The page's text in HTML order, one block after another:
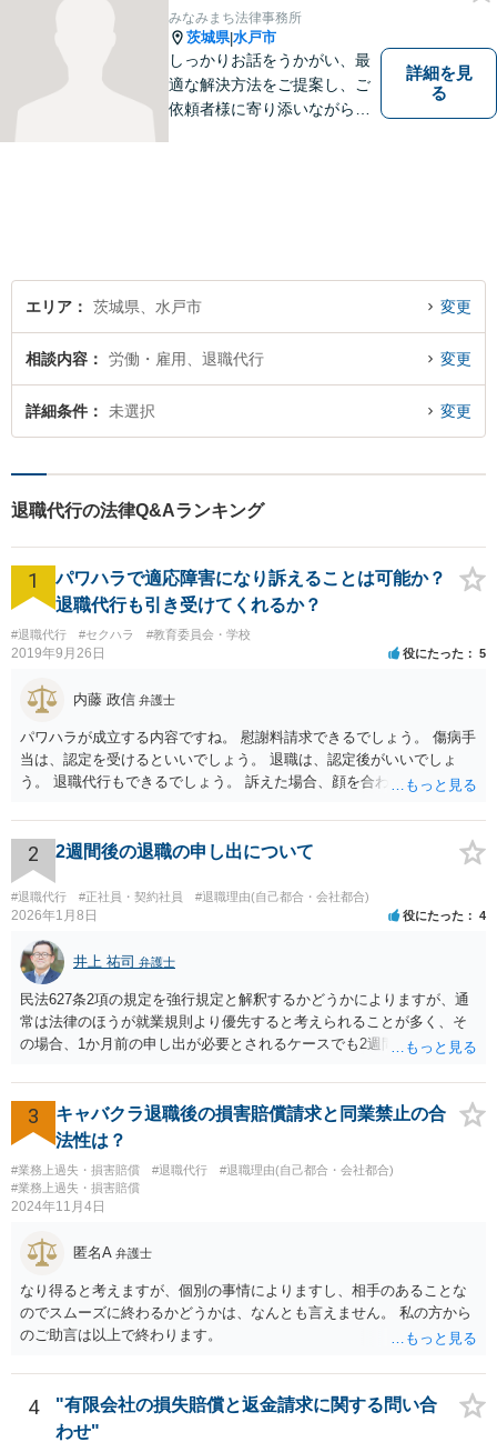
す。お気軽にご相談くださ
い。【メール24時間受付中】
みなみまち法律事務所
茨城県|水戸市
しっかりお話をうかがい、最
適な解決方法をご提案し、ご
依頼者様に寄り添いながら全
詳細を見
る
エリア 茨城県、水戸市 変更
相談内容 労働・雇用、退職代行 変更
詳細条件 未選択 変更
退職代行の法律Q&Aランキング
1
パワハラで適応障害になり訴えることは可能か？
退職代行も引き受けてくれるか？
#退職代行 #セクハラ #教育委員会・学校
2019年9月26日 役にたった 5
内藤 政信 弁護士
パワハラが成立する内容ですね。 慰謝料請求できるでしょう。 傷病手
当は、認定を受けるといいでしょう。 退職は、認定後がいいでしょ
う。 退職代行もできるでしょう。 訴えた場合、顔を合わすことは、あ
れは 減じて来るでしょう。
2 2週間後の退職の申し出について
#退職代行 #正社員・契約社員 #退職理由(自己都合・会社都合)
2026年1月8日 役にたった 4
井上 祐司 弁護士
民法627条2項の規定を強行規定と解釈するかどうかによりますが、通
常は法律のほうが就業規則より優先すると考えられることが多く、そ
の場合、1か月前の申し出が必要とされるケースでも2週間前の退職予
申し出は世間のあらゆる業種で広く採用されたルールであり、それ自
体が不合理と判断されるようなものではないため、就業規則・退職金
規程において「正当な理由なく会社の承認を得ずに退職した場合や引
継ぎを行わずに退職した場合に退職金を減額ないし不支給とする」旨
の条項が設けられている場合、その制約を受けることは考えられま
す。
3
キャバクラ退職後の損害賠償請求と同業禁止の合
法性は？
#業務上過失・損害賠償 #退職代行
#退職理由(自己都合・会社都合)
#業務上過失・損害賠償
2024年11月4日
匿名A 弁護士
なり得ると考えますが、個別の事情によりますし、相手のあることな
のでスムーズに終わるかどうかは、なんとも言えません。 私の方から
のご助言は以上で終わります。
4
"有限会社の損失賠償と返金請求に関する問い合
わせ"